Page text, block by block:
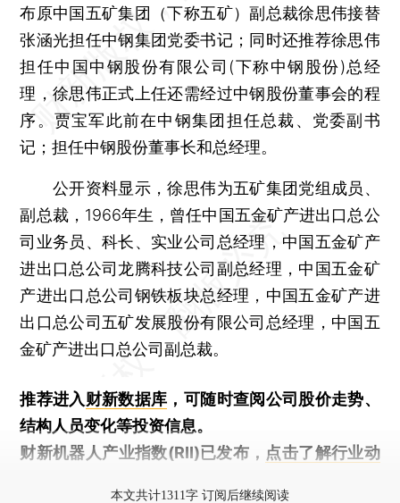
布原中国五矿集团（下称五矿）副总裁徐思伟接替
张涵光担任中钢集团党委书记；同时还推荐徐思伟
担任中国中钢股份有限公司(下称中钢股份)总经
理，徐思伟正式上任还需经过中钢股份董事会的程
序。贾宝军此前在中钢集团担任总裁、党委副书
记；担任中钢股份董事长和总经理。
公开资料显示，徐思伟为五矿集团党组成员、
副总裁，1966年生，曾任中国五金矿产进出口总公
司业务员、科长、实业公司总经理，中国五金矿产
进出口总公司龙腾科技公司副总经理，中国五金矿
产进出口总公司钢铁板块总经理，中国五金矿产进
出口总公司五矿发展股份有限公司总经理，中国五
金矿产进出口总公司副总裁。
推荐进入财新数据库 ，可随时查阅公司股价走势、
结构人员变化等投资信息。
财新机器人产业指数(RII)已发布， 点击了解行业动
本文共计1311字 订阅后继续阅读